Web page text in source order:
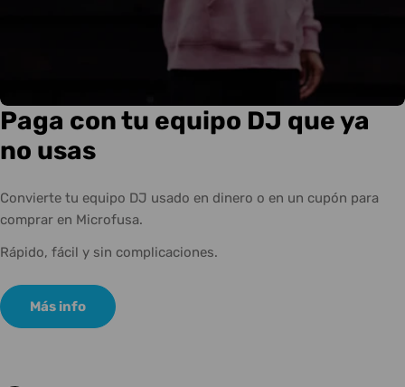
Paga con tu equipo DJ que ya
no usas
Convierte tu equipo DJ usado en dinero o en un cupón para
comprar en Microfusa.
Rápido, fácil y sin complicaciones.
Más info